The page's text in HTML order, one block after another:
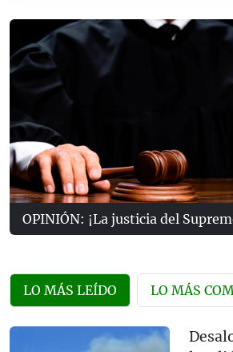
OPINIÓN: ¡La justicia del
LO MÁS LEÍDO LO MÁS